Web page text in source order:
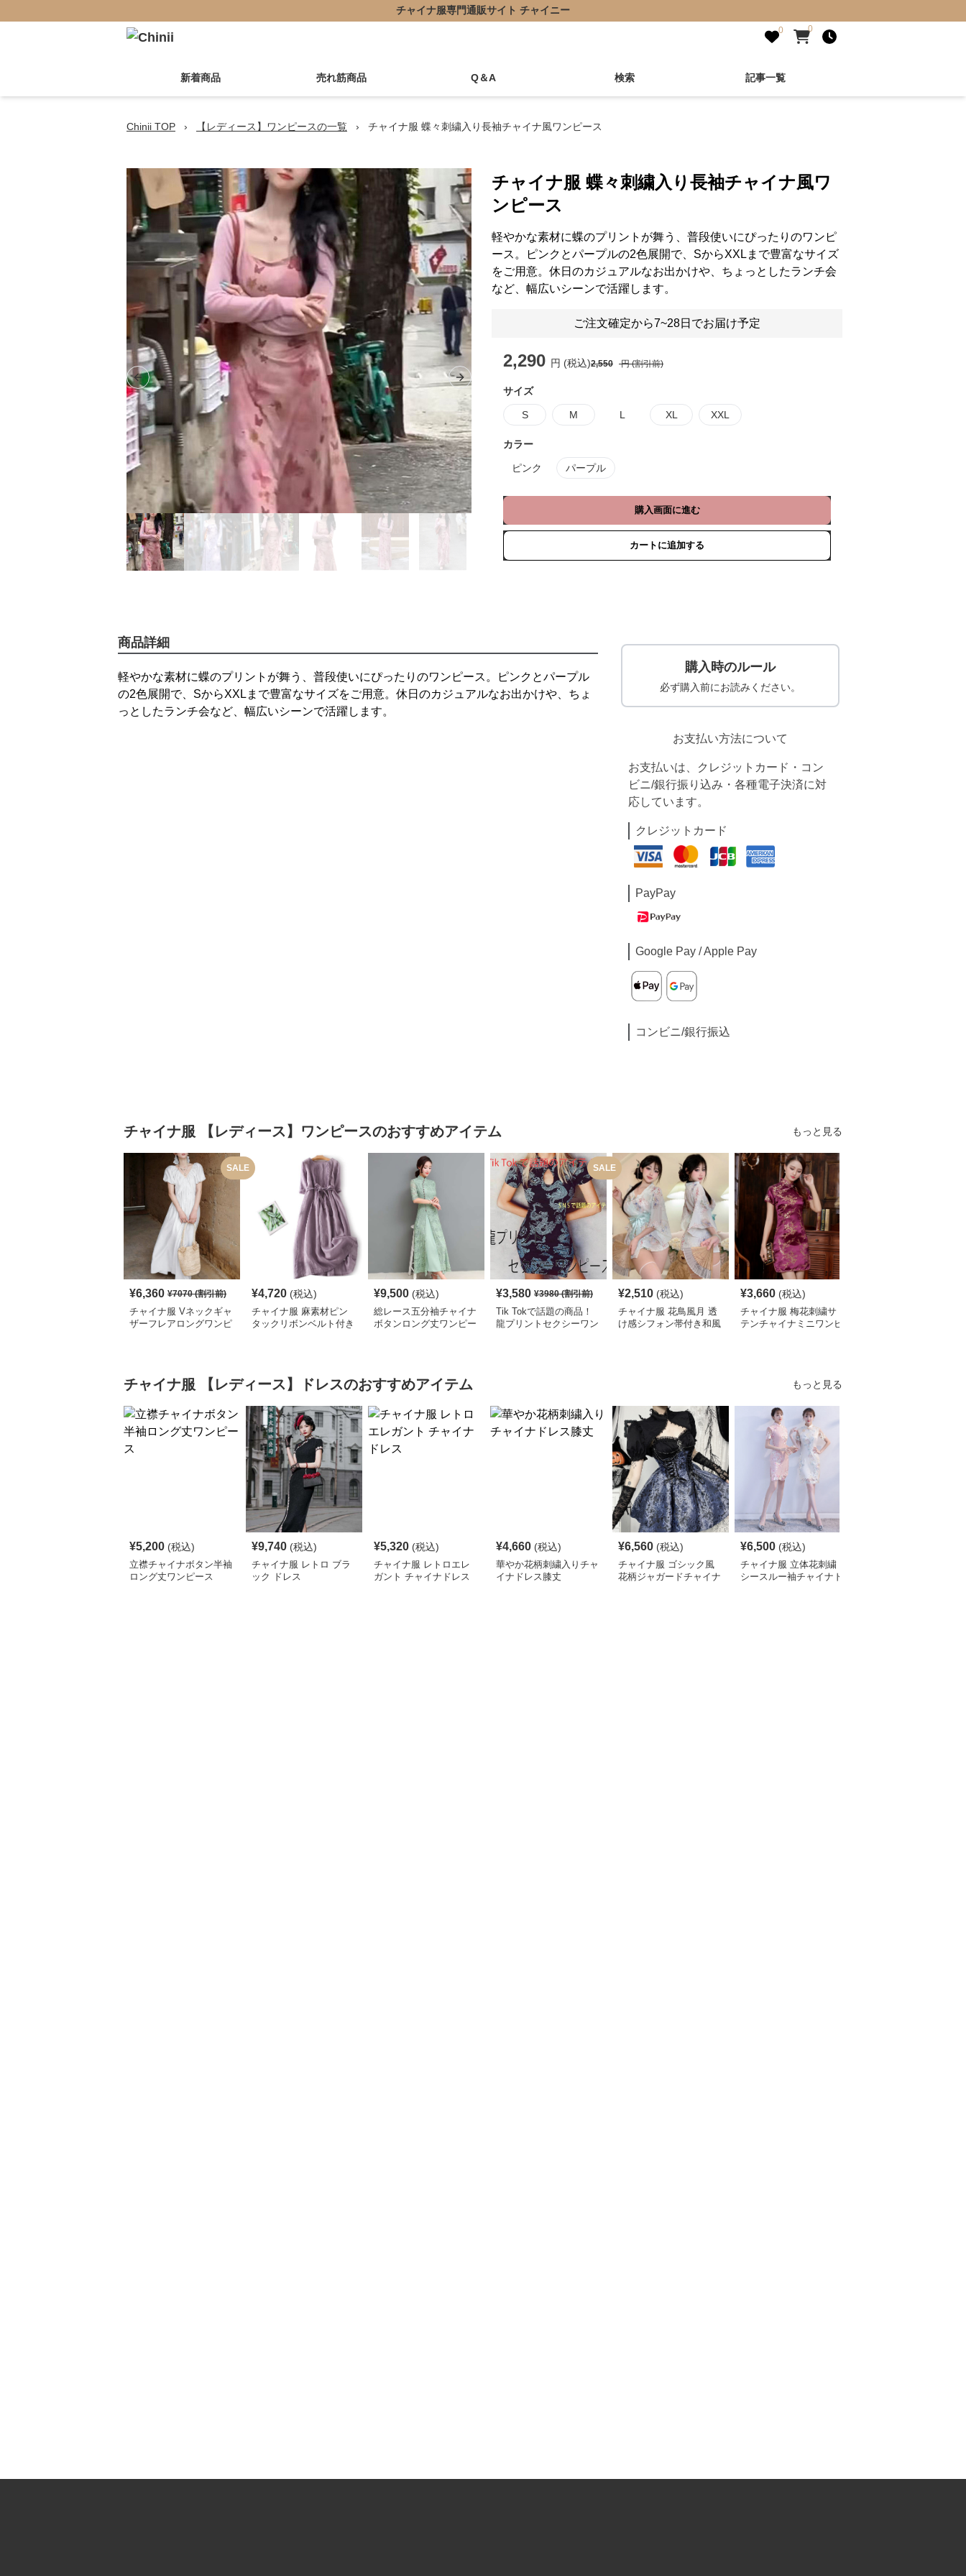
チャイナ服専門通販サイト チャイニー
0 0
新着商品 売れ筋商品 Q＆A 検索 記事一覧
Chinii TOP › 【レディース】ワンピースの一覧 › チャイナ服 蝶々刺繍入り長袖チャイナ風ワンピース
Previous slide Next slide
チャイナ服 蝶々刺繍入り長袖チャイナ風ワ
ンピース
軽やかな素材に蝶のプリントが舞う、普段使いにぴったりのワンピ
ース。ピンクとパープルの2色展開で、SからXXLまで豊富なサイズ
をご用意。休日のカジュアルなお出かけや、ちょっとしたランチ会
など、幅広いシーンで活躍します。
ご注文確定から7~28日でお届け予定
2,290 円 (税込)2,550 円 (割引前)
サイズ
S M L XL XXL
カラー
ピンク パープル
購入画面に進む
カートに追加する
商品詳細
軽やかな素材に蝶のプリントが舞う、普段使いにぴったりのワンピース。ピンクとパープル
の2色展開で、SからXXLまで豊富なサイズをご用意。休日のカジュアルなお出かけや、ちょ
っとしたランチ会など、幅広いシーンで活躍します。
購入時のルール
必ず購入前にお読みください。
お支払い方法について
お支払いは、クレジットカード・コン
ビニ/銀行振り込み・各種電子決済に対
応しています。
クレジットカード
PayPay
Google Pay / Apple Pay
コンビニ/銀行振込
チャイナ服 【レディース】ワンピースのおすすめアイテム もっと見る
SALE
¥6,360 ¥7070(割引前)
チャイナ服 Vネックギャ
ザーフレアロングワンピ
¥4,720 (税込)
チャイナ服 麻素材ピン
タックリボンベルト付き
¥9,500 (税込)
総レース五分袖チャイナ
ボタンロング丈ワンピー
SALE
¥3,580 ¥3980(割引前)
Tik Tokで話題の商品！
龍プリントセクシーワン
¥2,510 (税込)
チャイナ服 花鳥風月 透
け感シフォン帯付き和風
¥3,660 (税込)
チャイナ服 梅花刺繍サ
テンチャイナミニワンピ
チャイナ服 【レディース】ドレスのおすすめアイテム もっと見る
¥5,200 (税込)
立襟チャイナボタン半袖
ロング丈ワンピース
¥9,740 (税込)
チャイナ服 レトロ ブラ
ック ドレス
¥5,320 (税込)
チャイナ服 レトロエレ
ガント チャイナドレス
¥4,660 (税込)
華やか花柄刺繍入りチャ
イナドレス膝丈
¥6,560 (税込)
チャイナ服 ゴシック風
花柄ジャガードチャイナ
¥6,500 (税込)
チャイナ服 立体花刺繍
シースルー袖チャイナド